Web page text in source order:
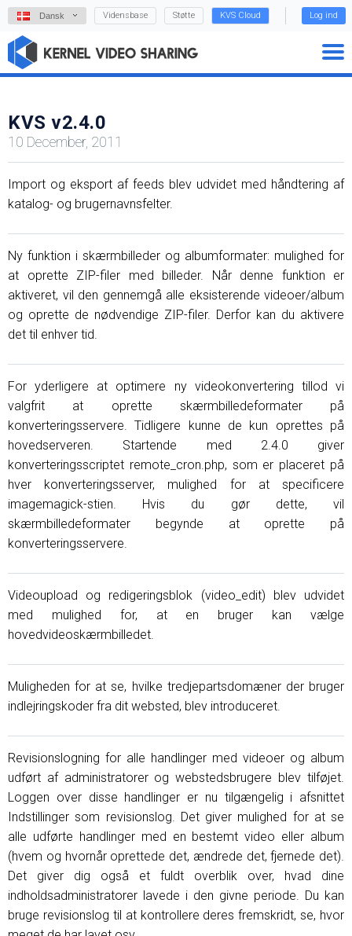
Dansk Vidensbase Støtte KVS Cloud Log ind
KVS v2.4.0
10 December, 2011
Import og eksport af feeds blev udvidet med håndtering af
katalog- og brugernavnsfelter.
Ny funktion i skærmbilleder og albumformater: mulighed for
at oprette ZIP-filer med billeder. Når denne funktion er
aktiveret, vil den gennemgå alle eksisterende videoer/album
og oprette de nødvendige ZIP-filer. Derfor kan du aktivere
det til enhver tid.
For yderligere at optimere ny videokonvertering tillod vi
valgfrit at oprette skærmbilledeformater på
konverteringsservere. Tidligere kunne de kun oprettes på
hovedserveren. Startende med 2.4.0 giver
konverteringsscriptet remote_cron.php, som er placeret på
hver konverteringsserver, mulighed for at specificere
imagemagick-stien. Hvis du gør dette, vil
skærmbilledeformater begynde at oprette på
konverteringsservere.
Videoupload og redigeringsblok (video_edit) blev udvidet
med mulighed for, at en bruger kan vælge
hovedvideoskærmbilledet.
Muligheden for at se, hvilke tredjepartsdomæner der bruger
indlejringskoder fra dit websted, blev introduceret.
Revisionslogning for alle handlinger med videoer og album
udført af administratorer og webstedsbrugere blev tilføjet.
Loggen over disse handlinger er nu tilgængelig i afsnittet
Indstillinger som revisionslog. Det giver mulighed for at se
alle udførte handlinger med en bestemt video eller album
(hvem og hvornår oprettede det, ændrede det, fjernede det).
Det giver dig også et fuldt overblik over, hvad dine
indholdsadministratorer lavede i den givne periode. Du kan
bruge revisionslog til at kontrollere deres fremskridt, se, hvor